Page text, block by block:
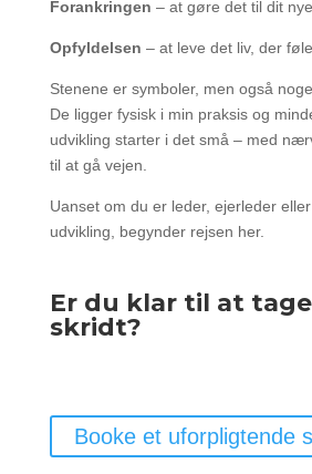
Forankringen – at gøre det til dit
Opfyldelsen – at leve det liv, der
Stenene er symboler, men også
De ligger fysisk i min praksis og
udvikling starter i det små – med
til at gå vejen.
Uanset om du er leder, ejerleder
udvikling, begynder rejsen her.
Er du klar til at
skridt?
Booke et uforpligtende